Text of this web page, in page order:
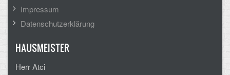
Impressum
Datenschutzerklärung
HAUSMEISTER
Herr Atci